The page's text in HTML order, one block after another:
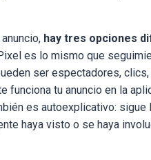
hay tres opciones
es lo mismo que
ser espectadores,
funciona tu anuncio en la
es autoexplicativo:
haya visto o se haya